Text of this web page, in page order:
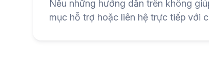
Nếu những hướng dẫn trên không
mục hỗ trợ hoặc liên hệ trực tiếp với